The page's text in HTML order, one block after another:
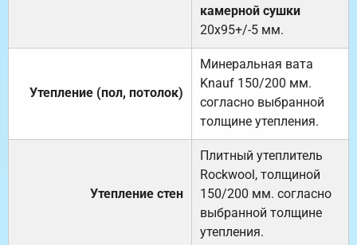
камерной сушки
20х95+/-5 мм.
Утепление (пол, потолок)
Минеральная вата
Knauf 150/200 мм.
согласно выбранной
толщине утепления.
Утепление стен
Плитный утеплитель
Rockwool, толщиной
150/200 мм. согласно
выбранной толщине
утепления.